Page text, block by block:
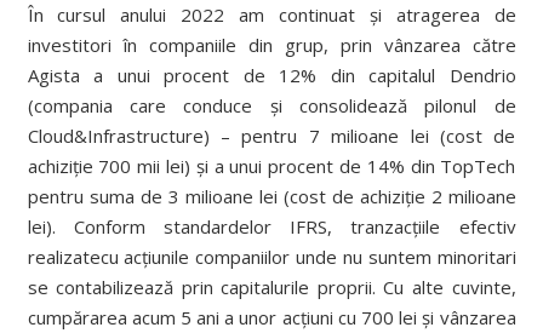
În cursul anului 2022 am continuat și atragerea de
investitori în companiile din grup, prin vânzarea către
Agista a unui procent de 12% din capitalul Dendrio
(compania care conduce și consolidează pilonul de
Cloud&Infrastructure) – pentru 7 milioane lei (cost de
achiziție 700 mii lei) și a unui procent de 14% din TopTech
pentru suma de 3 milioane lei (cost de achiziție 2 milioane
lei). Conform standardelor IFRS, tranzacțiile efectiv
realizatecu acțiunile companiilor unde nu suntem minoritari
se contabilizează prin capitalurile proprii. Cu alte cuvinte,
cumpărarea acum 5 ani a unor acțiuni cu 700 lei și vânzarea